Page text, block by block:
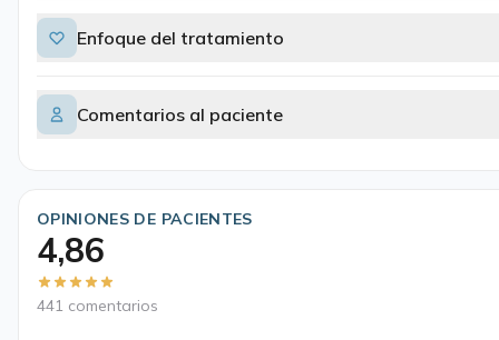
Enfoque del tratamiento
Comentarios al paciente
OPINIONES DE PACIENTES
4,86
441 comentarios